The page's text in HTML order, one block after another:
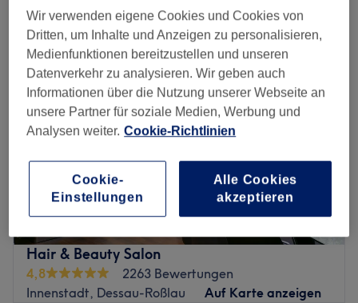
Hair & Beauty Salon
4,8
2263 Bewertungen
Innenstadt, Dessau-Roßlau
Auf Karte anzeigen
Wir verwenden eigene Cookies und Cookies von
Dritten, um Inhalte und Anzeigen zu personalisieren,
Medienfunktionen bereitzustellen und unseren
Datenverkehr zu analysieren. Wir geben auch
Informationen über die Nutzung unserer Webseite an
unsere Partner für soziale Medien, Werbung und
Analysen weiter. Cookie-Richtlinien
Cookie-
Einstellungen
Alle Cookies
akzeptieren